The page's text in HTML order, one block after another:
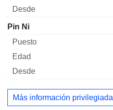
Pin Ni
Más información privilegiada